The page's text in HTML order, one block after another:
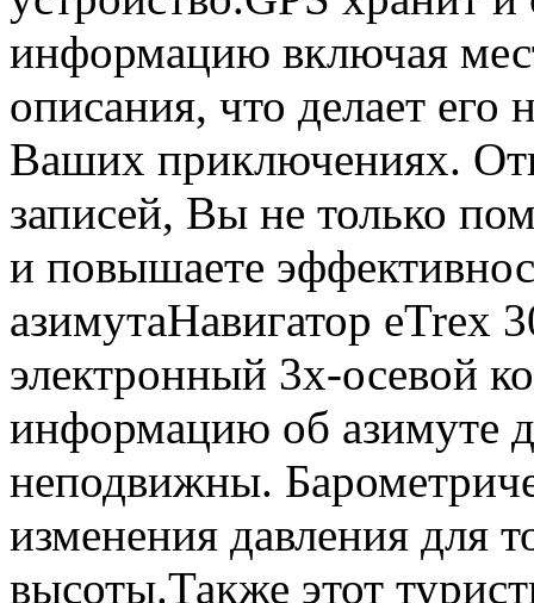
информацию включая
описания, что делает
Ваших приключениях.
записей, Вы не только
и повышаете
азимутаНавигатор eTrex
электронный 3х-осевой
информацию об азимуте
неподвижны.
изменения давления для
высоты.Также этот